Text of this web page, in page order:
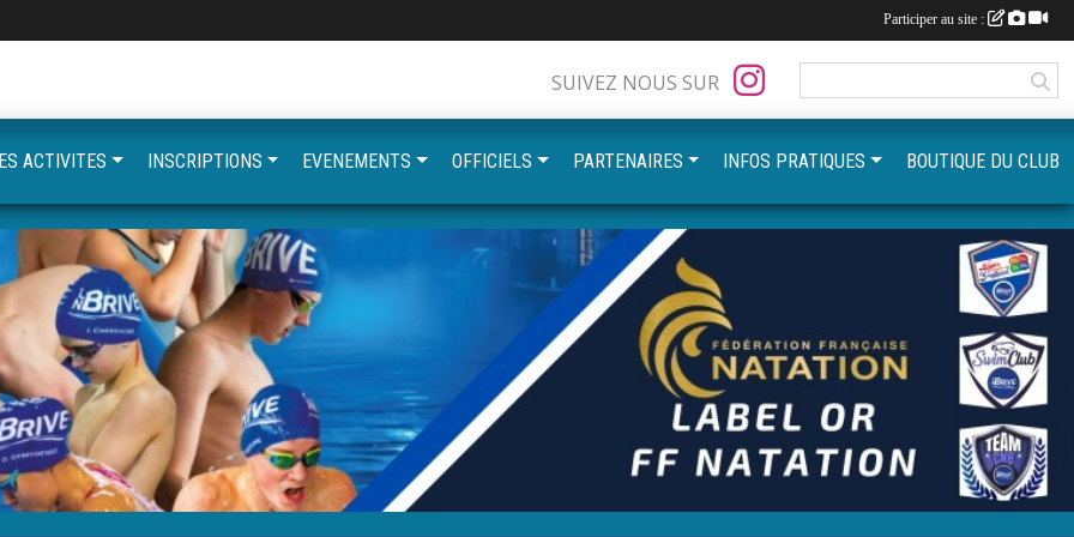
SUIVEZ NOUS SUR
ACTIVITES INSCRIPTIONS EVENEMENTS OFFICIELS PARTENAIRES INFOS PRATIQUES BOUTIQUE DU CLUB
Participer au site :